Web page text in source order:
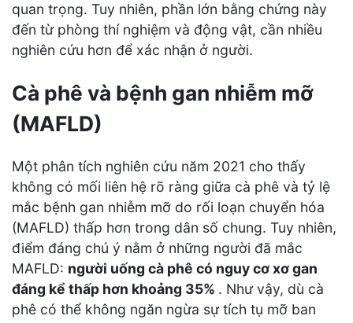
quan trọng. Tuy nhiên, phần lớn bằng chứng này
đến từ phòng thí nghiệm và động vật, cần nhiều
nghiên cứu hơn để xác nhận ở người.
Cà phê và bệnh gan nhiễm mỡ
(MAFLD)
Một phân tích nghiên cứu năm 2021 cho thấy
không có mối liên hệ rõ ràng giữa cà phê và tỷ lệ
mắc bệnh gan nhiễm mỡ do rối loạn chuyển hóa
(MAFLD) thấp hơn trong dân số chung. Tuy nhiên,
điểm đáng chú ý nằm ở những người đã mắc
MAFLD: người uống cà phê có nguy cơ xơ gan
đáng kể thấp hơn khoảng 35% . Như vậy, dù cà
phê có thể không ngăn ngừa sự tích tụ mỡ ban